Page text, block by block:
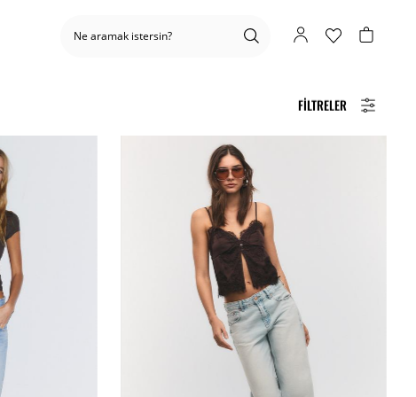
FILTRELER